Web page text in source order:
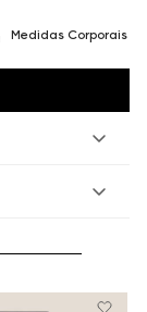
Medidas Corporais